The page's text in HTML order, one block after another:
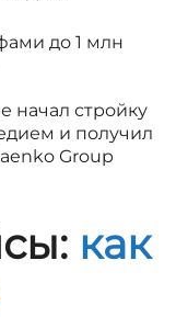
до 1 млн
начал стройку
и получил
Group
как